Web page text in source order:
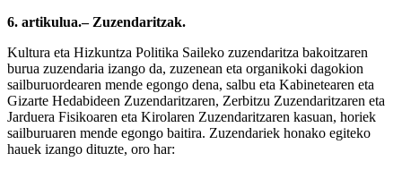
6. artikulua.– Zuzendaritzak.
Kultura eta Hizkuntza Politika Saileko zuzendaritza bakoitzaren
burua zuzendaria izango da, zuzenean eta organikoki dagokion
sailburuordearen mende egongo dena, salbu eta Kabinetearen eta
Gizarte Hedabideen Zuzendaritzaren, Zerbitzu Zuzendaritzaren eta
Jarduera Fisikoaren eta Kirolaren Zuzendaritzaren kasuan, horiek
sailburuaren mende egongo baitira. Zuzendariek honako egiteko
hauek izango dituzte, oro har: